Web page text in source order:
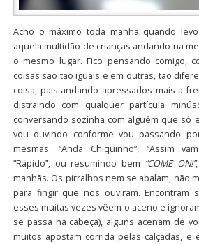
Acho o máximo toda manhã quando
aquela multidão de crianças andando na
o mesmo lugar. Fico pensando comigo,
coisas são tão iguais e em outras, tão
coisa, pais andando apressados mais a
distraindo com qualquer partícula
conversando sozinha com alguém que só
vou ouvindo conforme vou passando
mesmas: “Anda Chiquinho”, “Assim
“Rápido”, ou resumindo bem “COME ON!”
manhãs. Os pirralhos nem se abalam, não
para fingir que nos ouviram. Encontram
esses muitas vezes vêem o aceno e
se passa na cabeça), alguns acenam de
muitos apostam corrida pelas calçadas, e